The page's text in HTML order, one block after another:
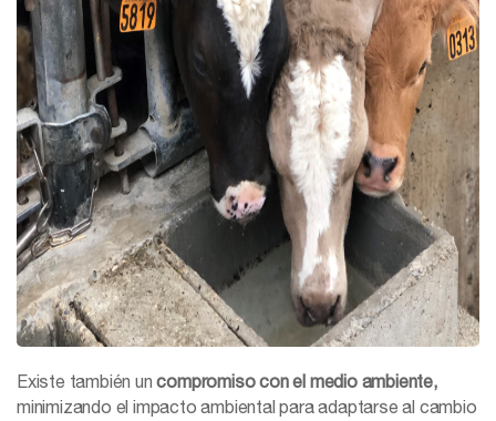
Existe también un compromiso con el medio ambiente,
minimizando el impacto ambiental para adaptarse al cambio